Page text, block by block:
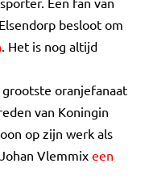
besloot om
. Het is nog altijd
grootste oranjefanaat
van Koningin
op zijn werk als
Vlemmix een